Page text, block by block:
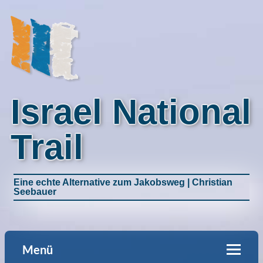
Israel National
Trail
Eine echte Alternative zum Jakobsweg | Christian
Seebauer
Menü